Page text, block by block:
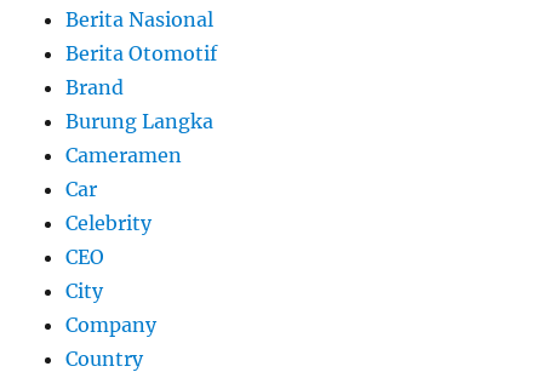
Berita Nasional
Berita Otomotif
Brand
Burung Langka
Cameramen
Car
Celebrity
CEO
City
Company
Country